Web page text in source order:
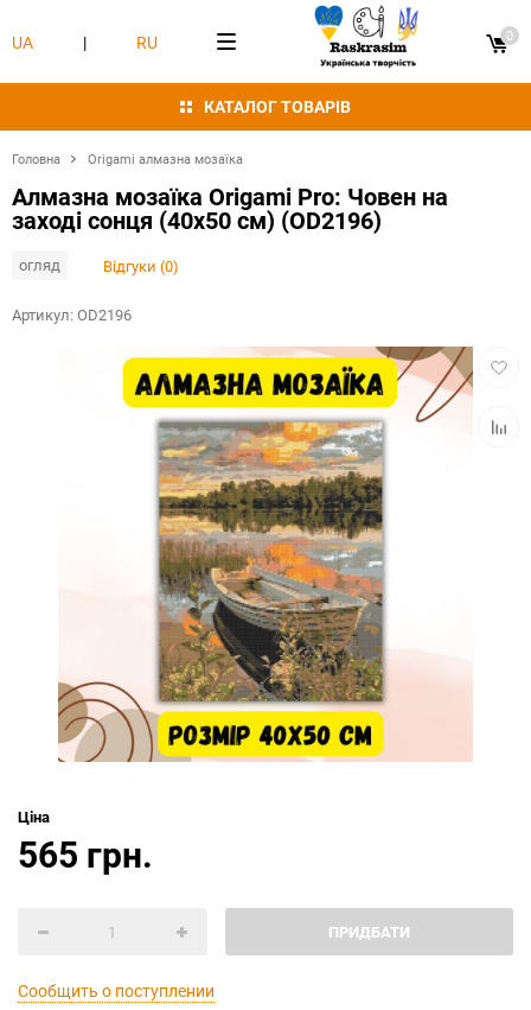
КАТАЛОГ ТОВАРІВ
UA | RU 0
Головна Origami алмазна мозаїка
Алмазна мозаїка Origami Pro: Човен на
заході сонця (40x50 см) (OD2196)
огляд Відгуки (0)
Артикул:OD2196
Ціна
565 грн.
ПРИДБАТИ
Сообщить о поступлении